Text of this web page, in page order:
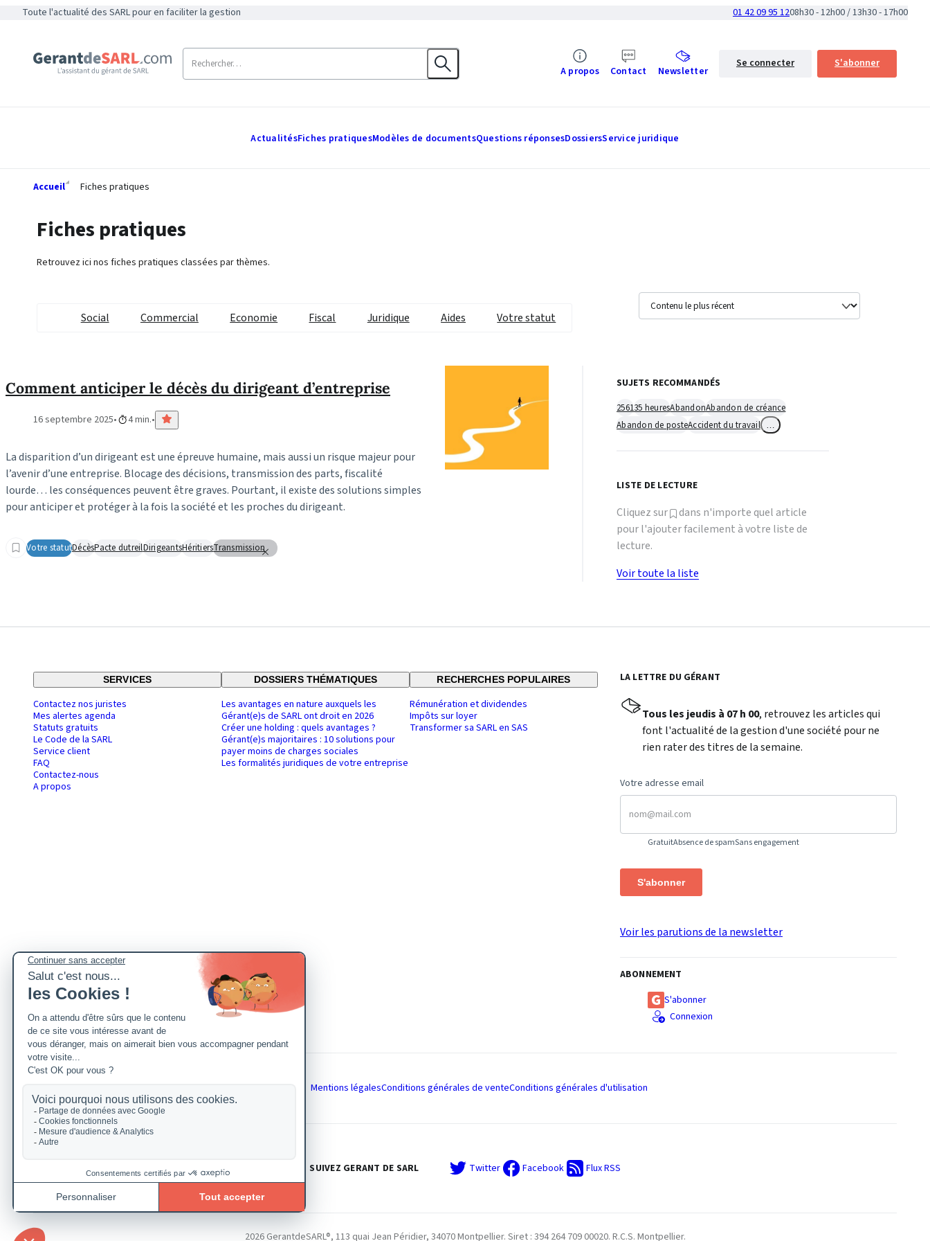
Toute l'actualité des SARL pour en faciliter la gestion 01 42 09 95 1208h30 - 12h00 / 13h30 - 17h00
A propos Contact Newsletter
Se connecter S'abonner
ActualitésFiches pratiquesModèles de documentsQuestions réponsesDossiersService juridique
Accueil Fiches pratiques
Fiches pratiques
Retrouvez ici nos fiches pratiques classées par thèmes.
Social Commercial Economie Fiscal Juridique Aides Votre statut
Comment anticiper le décès du dirigeant d’entreprise
16 septembre 2025 4 min.
La disparition d’un dirigeant est une épreuve humaine, mais aussi un risque majeur pour
l’avenir d’une entreprise. Blocage des décisions, transmission des parts, fiscalité
lourde… les conséquences peuvent être graves. Pourtant, il existe des solutions simples
pour anticiper et protéger à la fois la société et les proches du dirigeant.
Votre statutDécèsPacte dutreilDirigeantsHéritiersTransmission
SUJETS RECOMMANDÉS
256135 heuresAbandonAbandon de créance
Abandon de posteAccident du travail
LISTE DE LECTURE
Cliquez sur
dans n'importe quel article
pour l'ajouter facilement à votre liste de
lecture.
Voir toute la liste
SERVICES
Contactez nos juristes
Mes alertes agenda
Statuts gratuits
Le Code de la SARL
Service client
FAQ
Contactez-nous
A propos
DOSSIERS THÉMATIQUES
Les avantages en nature auxquels les
Gérant(e)s de SARL ont droit en 2026
Créer une holding : quels avantages ?
Gérant(e)s majoritaires : 10 solutions pour
payer moins de charges sociales
Les formalités juridiques de votre entreprise
RECHERCHES POPULAIRES
Rémunération et dividendes
Impôts sur loyer
Transformer sa SARL en SAS
LA LETTRE DU GÉRANT
Tous les jeudis à 07 h 00, retrouvez les articles qui
font l'actualité de la gestion d'une société pour ne
rien rater des titres de la semaine.
Votre adresse email
GratuitAbsence de spamSans engagement
S'abonner
Voir les parutions de la newsletter
ABONNEMENT
S'abonner
Connexion
Mentions légalesConditions générales de venteConditions générales d'utilisation
SUIVEZ GERANT DE SARL Twitter Facebook Flux RSS
2026 GerantdeSARL®, 113 quai Jean Péridier, 34070 Montpellier. Siret : 394 264 709 00020. R.C.S. Montpellier.